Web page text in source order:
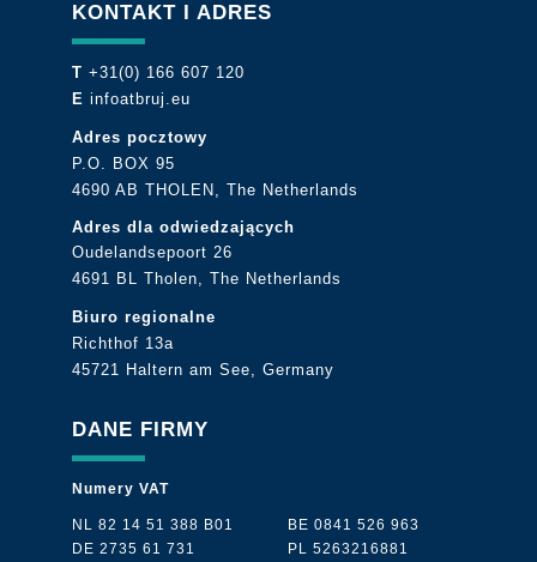
KONTAKT I ADRES
T +31(0) 166 607 120
E infoatbruj.eu
Adres pocztowy
P.O. BOX 95
4690 AB THOLEN, The Netherlands
Adres dla odwiedzających
Oudelandsepoort 26
4691 BL Tholen, The Netherlands
Biuro regionalne
Richthof 13a
45721 Haltern am See, Germany
DANE FIRMY
Numery VAT
NL 82 14 51 388 B01
BE 0841 526 963
DE 2735 61 731
PL 5263216881